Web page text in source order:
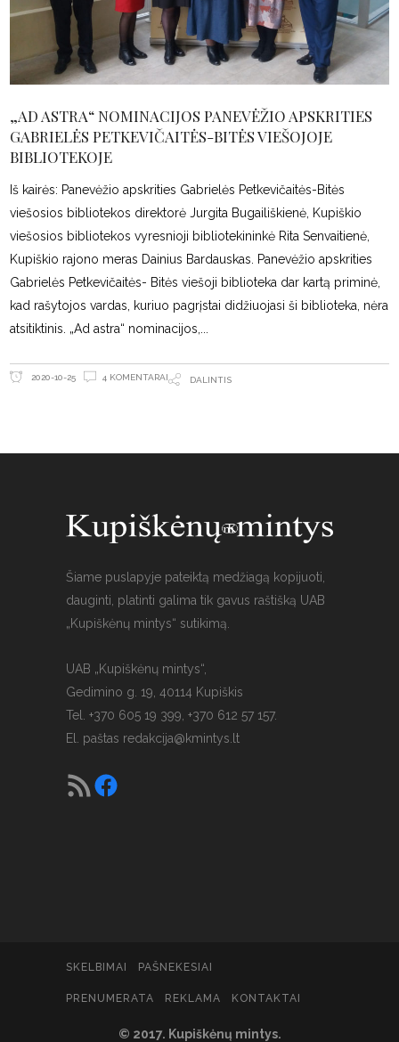
„AD ASTRA“ NOMINACIJOS PANEVĖŽIO APSKRITIES
GABRIELĖS PETKEVIČAITĖS-BITĖS VIEŠOJOJE
BIBLIOTEKOJE
Iš kairės: Panevėžio apskrities Gabrielės Petkevičaitės-Bitės
viešosios bibliotekos direktorė Jurgita Bugailiškienė, Kupiškio
viešosios bibliotekos vyresnioji bibliotekininkė Rita Senvaitienė,
Kupiškio rajono meras Dainius Bardauskas. Panevėžio apskrities
Gabrielės Petkevičaitės- Bitės viešoji biblioteka dar kartą priminė,
kad rašytojos vardas, kuriuo pagrįstai didžiuojasi ši biblioteka, nėra
atsitiktinis. „Ad astra“ nominacijos,
2020-10-25 4 KOMENTARAI DALINTIS
Šiame puslapyje pateiktą medžiagą kopijuoti,
dauginti, platinti galima tik gavus raštišką UAB
„Kupiškėnų mintys“ sutikimą.
UAB „Kupiškėnų mintys“,
Gedimino g. 19, 40114 Kupiškis
Tel. +370 605 19 399, +370 612 57 157.
El. paštas redakcija@kmintys.lt
SKELBIMAI PAŠNEKESIAI
© 2017. Kupiškėnų mintys.
PRENUMERATA REKLAMA KONTAKTAI